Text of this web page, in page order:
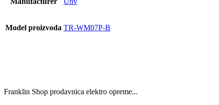
Model proizvoda TR-WM07P-B
Franklin Shop prodavnica elektro opreme...